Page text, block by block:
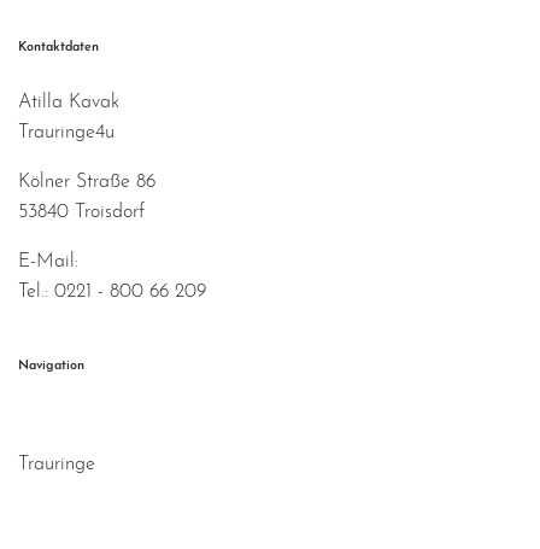
Kontaktdaten
Atilla Kavak
Trauringe4u
Kölner Straße 86
53840 Troisdorf
E-Mail:
Tel.: 0221 - 800 66 209
Navigation
Trauringe